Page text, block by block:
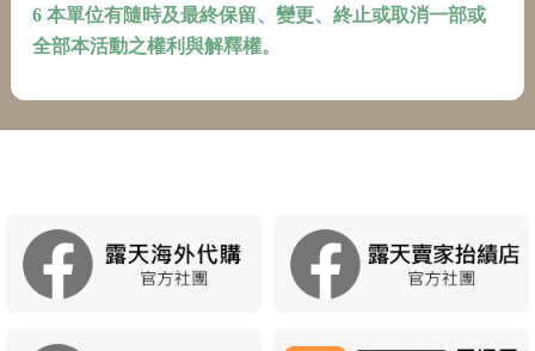
6 本單位有隨時及最終保留、變更、終止或取消一部或
全部本活動之權利與解釋權。